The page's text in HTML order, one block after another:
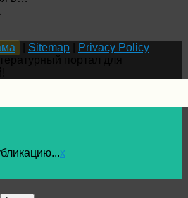
Sitemap
Privacy Policy
x